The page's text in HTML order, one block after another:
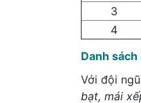
3
4
Danh
Với đội
bạt, mái